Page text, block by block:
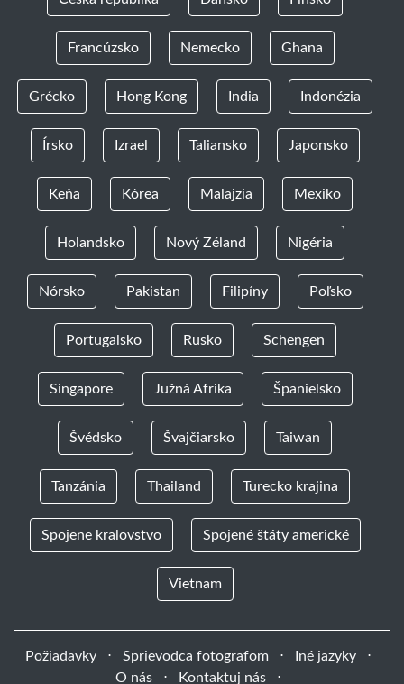
Francúzsko Nemecko Ghana
Grécko Hong Kong India Indonézia
Írsko Izrael Taliansko Japonsko
Keňa Kórea Malajzia Mexiko
Holandsko Nový Zéland Nigéria
Nórsko Pakistan Filipíny Poľsko
Portugalsko Rusko Schengen
Singapore Južná Afrika Španielsko
Švédsko Švajčiarsko Taiwan
Tanzánia Thailand Turecko krajina
Spojene kralovstvo Spojené štáty americké
Vietnam
Požiadavky ⋅ Sprievodca fotografom ⋅ Iné jazyky
⋅
O nás
⋅ Kontaktuj nás ⋅